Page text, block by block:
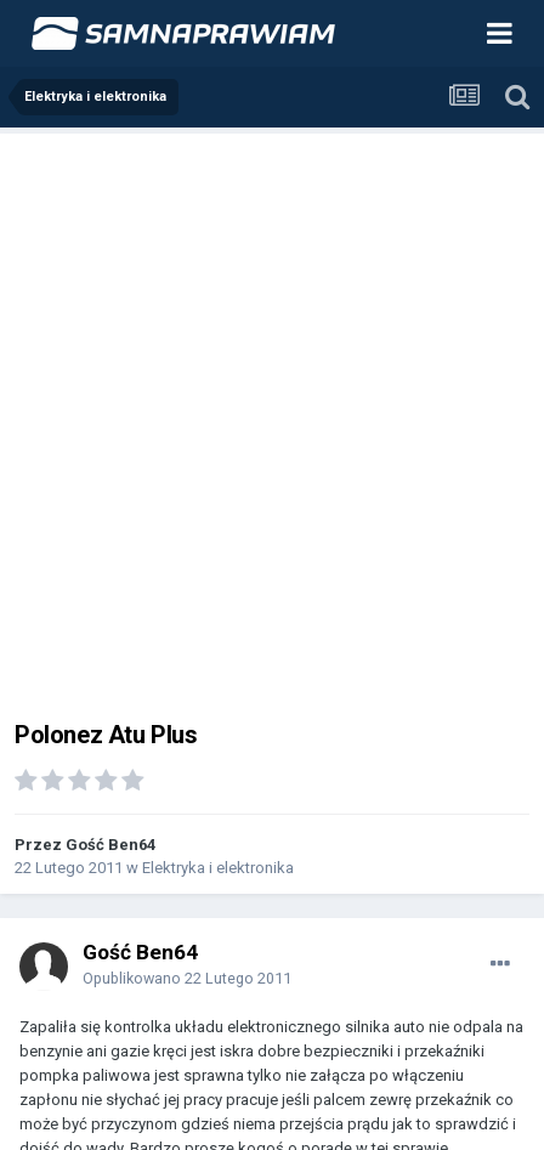
Elektryka i elektronika
Polonez Atu Plus
Przez Gość Ben64
22 Lutego 2011 w Elektryka i elektronika
Gość Ben64
Opublikowano 22 Lutego 2011
Zapaliła się kontrolka układu elektronicznego silnika auto nie odpala na
benzynie ani gazie kręci jest iskra dobre bezpieczniki i przekaźniki
pompka paliwowa jest sprawna tylko nie załącza po włączeniu
zapłonu nie słychać jej pracy pracuje jeśli palcem zewrę przekaźnik co
może być przyczynom gdzieś niema przejścia prądu jak to sprawdzić i